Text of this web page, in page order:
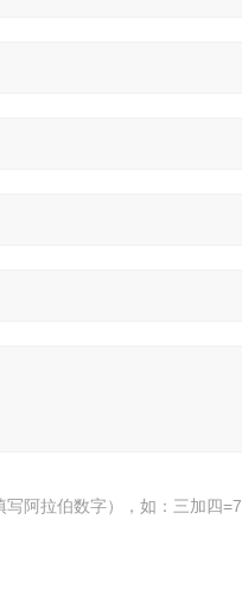
写阿拉伯数字），如：三加四=7